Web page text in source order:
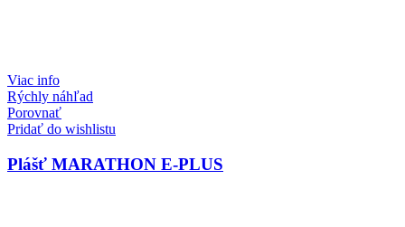
Viac info
Rýchly náhľad
Porovnať
Pridať do wishlistu
Plášť MARATHON E-PLUS